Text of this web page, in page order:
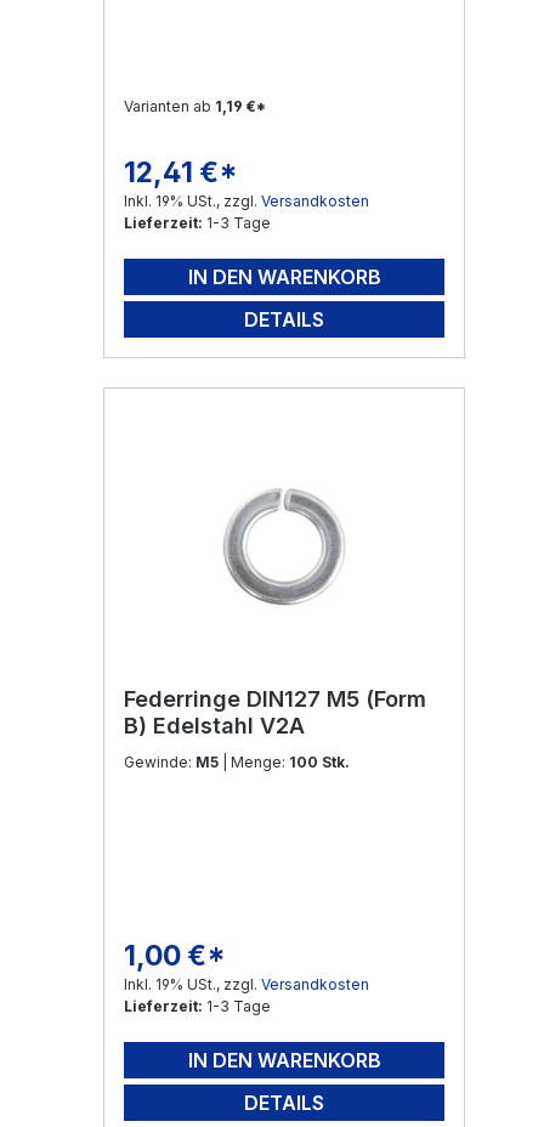
Varianten ab 1,19 €*
Regulärer Preis:
12,41 €*
Inkl. 19% USt., zzgl. Versandkosten
Lieferzeit: 1-3 Tage
IN DEN WARENKORB
DETAILS
Federringe DIN127 M5 (Form
B) Edelstahl V2A
Gewinde: M5 | Menge: 100 Stk.
Regulärer Preis:
1,00 €*
Inkl. 19% USt., zzgl. Versandkosten
Lieferzeit: 1-3 Tage
IN DEN WARENKORB
DETAILS